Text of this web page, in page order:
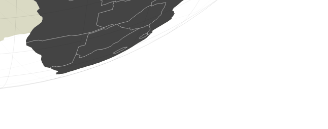
www.faune-france.org
2 mammifères (8 août 2026 13:39:33)
www.faune-france.org
8 oiseaux (8 août 2026 13:39:32)
www.faune-france.org
1 papillon de jour
www.faune-france.org